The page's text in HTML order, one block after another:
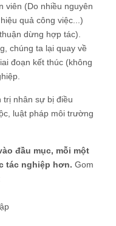
viên (Do nhiều nguyên
quả công việc...)
dừng hợp tác).
chúng ta lại quay về
đoạn kết thúc (không
trị nhân sự bị điều
luật pháp môi trường
đầu mục, mỗi một
tác nghiệp hơn. Gom